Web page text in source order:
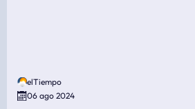
elTiempo
06 ago 2024